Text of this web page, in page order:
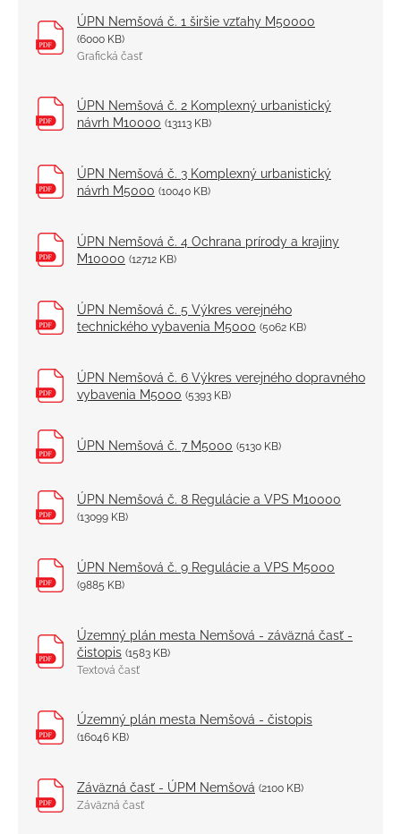
ÚPN Nemšová č. 1 širšie vzťahy M50000
(6000 KB)
Grafická časť
ÚPN Nemšová č. 2 Komplexný urbanistický
návrh M10000 (13113 KB)
ÚPN Nemšová č. 3 Komplexný urbanistický
návrh M5000 (10040 KB)
ÚPN Nemšová č. 4 Ochrana prírody a krajiny
M10000 (12712 KB)
ÚPN Nemšová č. 5 Výkres verejného
technického vybavenia M5000 (5062 KB)
ÚPN Nemšová č. 6 Výkres verejného dopravného
vybavenia M5000 (5393 KB)
ÚPN Nemšová č. 7 M5000 (5130 KB)
ÚPN Nemšová č. 8 Regulácie a VPS M10000
(13099 KB)
ÚPN Nemšová č. 9 Regulácie a VPS M5000
(9885 KB)
Územný plán mesta Nemšová - záväzná časť -
čistopis (1583 KB)
Textová časť
Územný plán mesta Nemšová - čistopis
(16046 KB)
Záväzná časť - ÚPM Nemšová (2100 KB)
Záväzná časť